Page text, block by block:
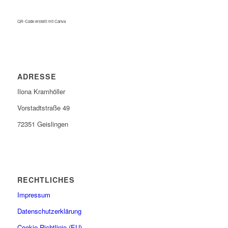
QR-Code erstellt mit Canva
ADRESSE
Ilona Kramhöller
Vorstadtstraße 49
72351 Geislingen
RECHTLICHES
Impressum
Datenschutzerklärung